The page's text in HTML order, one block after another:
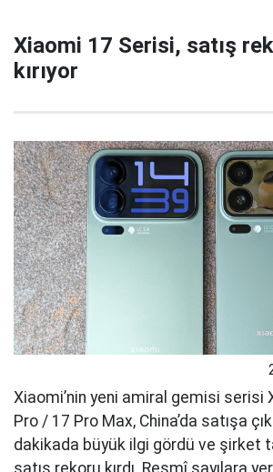
Xiaomi 17 Serisi, satış
kırıyor
Xiaomi’nin yeni amiral gemisi serisi
Pro / 17 Pro Max, China’da satışa
dakikada büyük ilgi gördü ve şirket
satış rekoru kırdı. Resmî sayılara